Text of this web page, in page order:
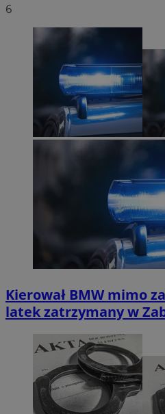
6
Kierował BMW mimo
latek zatrzymany w